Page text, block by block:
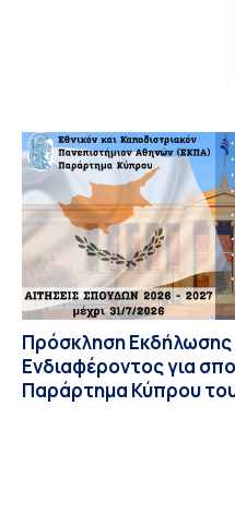
Πρόσκληση Εκδήλωσης
Ενδιαφέροντος για
Παράρτημα Κύπρου